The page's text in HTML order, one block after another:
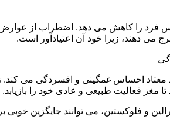
فرد را کاهش می دهد. اضطراب از عوارض
می دهند، زیرا خود آن اعتیادآور است.
معتاد احساس غمگینی و افسردگی می
مغز فعالیت طبیعی و عادی خود را بازیابد.
و فلوکستین، می توانند جایگزین خوبی